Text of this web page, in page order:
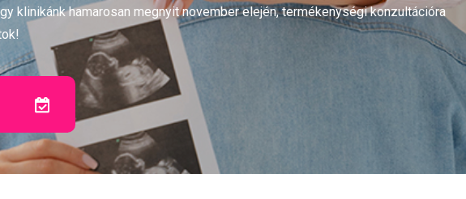
klinikánk hamarosan megnyit november elején, termékenységi konzultációra